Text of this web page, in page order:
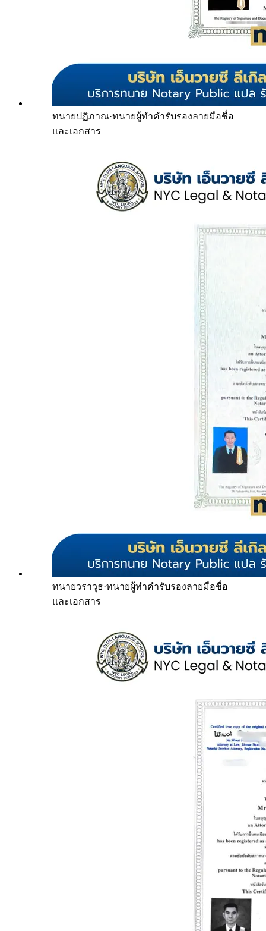
ทนายปฏิภาณ·ทนายผู้ทำคำรับรองลายมือชื่อ
และเอกสาร
ทนายวราวุธ·ทนายผู้ทำคำรับรองลายมือชื่อ
และเอกสาร